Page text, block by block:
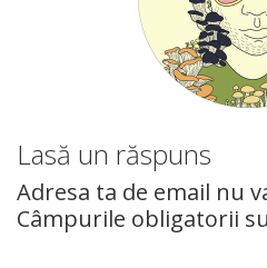
Lasă un răspuns
Adresa ta de email nu
Câmpurile obligatorii